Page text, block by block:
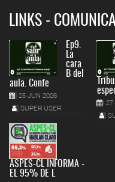
LINKS -
Ep9.
La
cara
B del
aula. Confe
25 JUN 2026
SUPER USER
ASPES-CL INFORMA -
EL 95% DE L
27